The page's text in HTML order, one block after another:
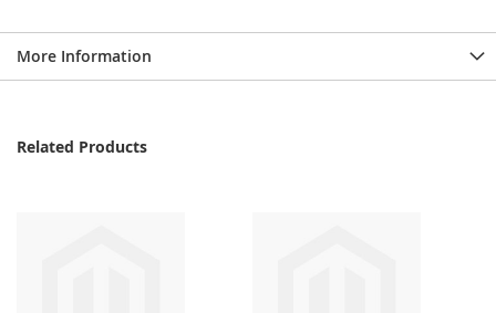
More Information
Related Products